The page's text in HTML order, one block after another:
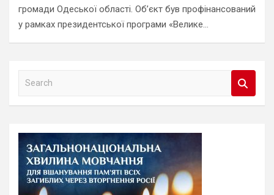
громади Одеської області. Об’єкт був профінансований
у рамках президентської програми «Велике…
a